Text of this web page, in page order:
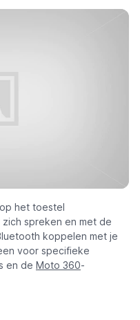
het toestel
spreken en met de
koppelen met je
voor specifieke
en de Moto 360-